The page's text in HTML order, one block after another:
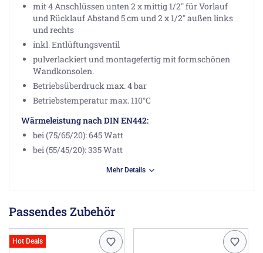
mit 4 Anschlüssen unten 2 x mittig 1/2" für Vorlauf
und Rücklauf Abstand 5 cm und 2 x 1/2" außen links
und rechts
inkl. Entlüftungsventil
pulverlackiert und montagefertig mit formschönen
Wandkonsolen.
Betriebsüberdruck max. 4 bar
Betriebstemperatur max. 110°C
Wärmeleistung nach DIN EN442:
bei (75/65/20): 645 Watt
bei (55/45/20): 335 Watt
Zehnder Group Deutschland GmbH, Europastraße 10,
77933 Lahr DE, info@zehnder-systems.de
Mehr Details
Passendes Zubehör
Hot Deals